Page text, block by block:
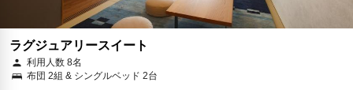
ラグジュアリースイート
利用人数 8名
布団 2組 & シングルベッド 2台